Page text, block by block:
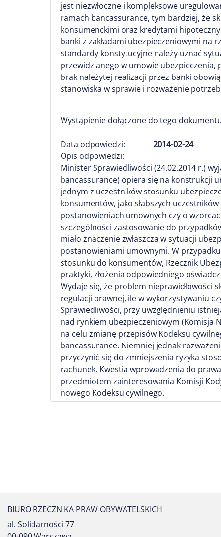
jest niezwłoczne i kompleksowe
ramach bancassurance, tym bardziej, że
konsumenckimi oraz kredytami
banki z zakładami ubezpieczeniowymi na
standardy konstytucyjne należy uznać
przewidzianego w umowie ubezpieczenia,
brak należytej realizacji przez banki
stanowiska w sprawie i rozważenie
Wystąpienie dołączone do tego
Data odpowiedzi:
2014-02-24
Opis odpowiedzi:
Minister Sprawiedliwości (24.02.2014 r.)
bancassurance) opiera się na konstrukcji
jednym z uczestników stosunku
konsumentów, jako słabszych
postanowieniach umownych czy o
szczególności zastosowanie do
miało znaczenie zwłaszcza w sytuacji
postanowieniami umownymi. W
stosunku do konsumentów, Rzecznik
praktyki, złożenia odpowiedniego
Wydaje się, że problem nieprawidłowości
regulacji prawnej, ile w wykorzystywaniu
Sprawiedliwości, przy uwzględnieniu
nad rynkiem ubezpieczeniowym (Komisja
na celu zmianę przepisów Kodeksu
bancassurance. Niemniej jednak
przyczynić się do zmniejszenia ryzyka
rachunek. Kwestia wprowadzenia do
przedmiotem zainteresowania Komisji
nowego Kodeksu cywilnego.
BIURO RZECZNIKA PRAW OBYWATELSKICH
al. Solidarności 77